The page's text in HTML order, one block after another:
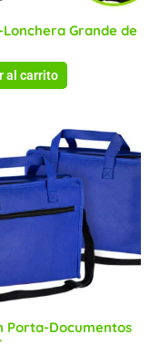
Grande de
al carrito
Porta-Documentos